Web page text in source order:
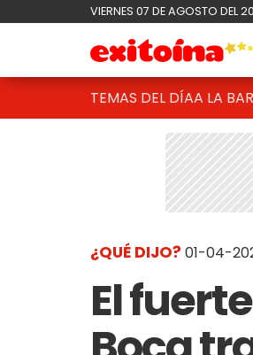
VIERNES 07 DE AGOSTO DEL
TEMAS DEL DÍAA LA
¿QUÉ DIJO? 01-04-
El